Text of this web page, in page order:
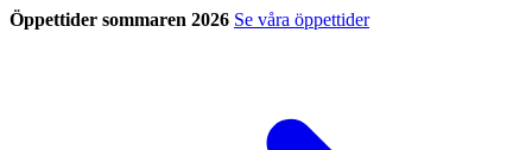
Öppettider sommaren 2026 Se våra öppettider